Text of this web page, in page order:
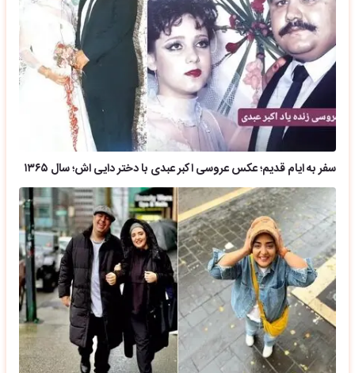
سفر به ایام قدیم؛ عکس عروسی اکبر عبدی با دختر دایی اش؛ سال ۱۳۶۵